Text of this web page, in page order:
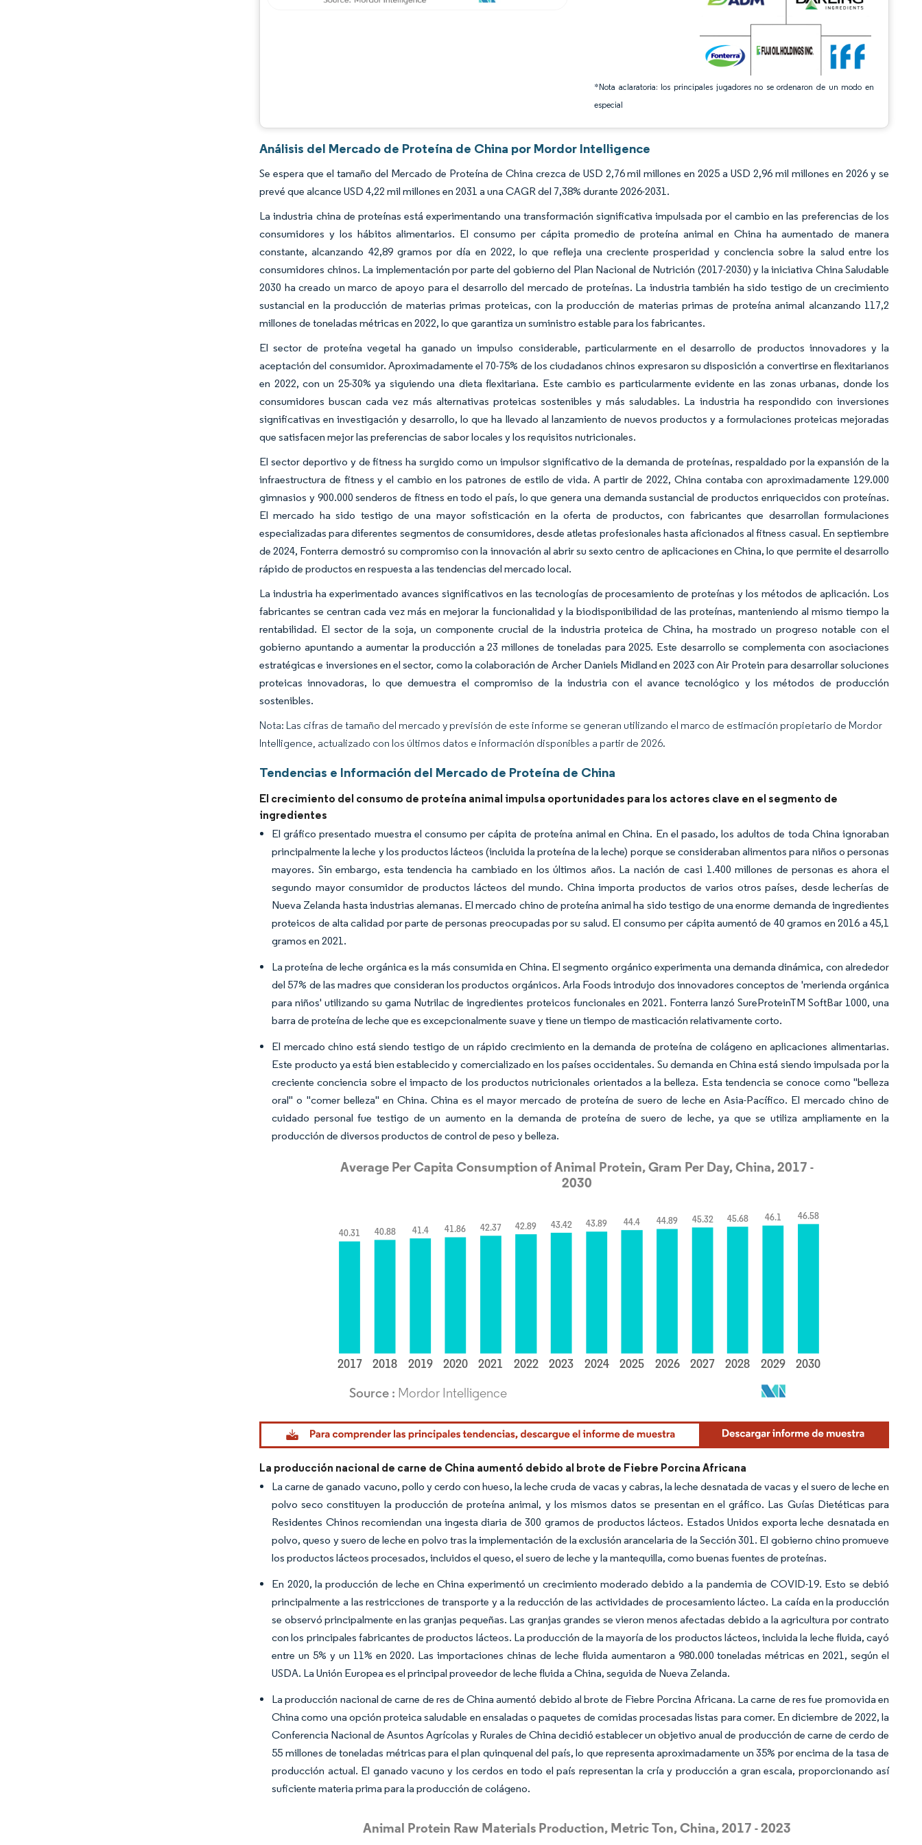
*Nota aclaratoria: los principales jugadores no se ordenaron de un modo en
especial
Análisis del Mercado de Proteína de China por Mordor Intelligence
Se espera que el tamaño del Mercado de Proteína de China crezca de USD 2,76 mil millones en 2025 a USD 2,96 mil millones en 2026 y se
prevé que alcance USD 4,22 mil millones en 2031 a una CAGR del 7,38% durante 2026-2031.
La industria china de proteínas está experimentando una transformación significativa impulsada por el cambio en las preferencias de los
consumidores y los hábitos alimentarios. El consumo per cápita promedio de proteína animal en China ha aumentado de manera
constante, alcanzando 42,89 gramos por día en 2022, lo que refleja una creciente prosperidad y conciencia sobre la salud entre los
consumidores chinos. La implementación por parte del gobierno del Plan Nacional de Nutrición (2017-2030) y la iniciativa China Saludable
2030 ha creado un marco de apoyo para el desarrollo del mercado de proteínas. La industria también ha sido testigo de un crecimiento
sustancial en la producción de materias primas proteicas, con la producción de materias primas de proteína animal alcanzando 117,2
millones de toneladas métricas en 2022, lo que garantiza un suministro estable para los fabricantes.
El sector de proteína vegetal ha ganado un impulso considerable, particularmente en el desarrollo de productos innovadores y la
aceptación del consumidor. Aproximadamente el 70-75% de los ciudadanos chinos expresaron su disposición a convertirse en flexitarianos
en 2022, con un 25-30% ya siguiendo una dieta flexitariana. Este cambio es particularmente evidente en las zonas urbanas, donde los
consumidores buscan cada vez más alternativas proteicas sostenibles y más saludables. La industria ha respondido con inversiones
significativas en investigación y desarrollo, lo que ha llevado al lanzamiento de nuevos productos y a formulaciones proteicas mejoradas
que satisfacen mejor las preferencias de sabor locales y los requisitos nutricionales.
El sector deportivo y de fitness ha surgido como un impulsor significativo de la demanda de proteínas, respaldado por la expansión de la
infraestructura de fitness y el cambio en los patrones de estilo de vida. A partir de 2022, China contaba con aproximadamente 129.000
gimnasios y 900.000 senderos de fitness en todo el país, lo que genera una demanda sustancial de productos enriquecidos con proteínas.
El mercado ha sido testigo de una mayor sofisticación en la oferta de productos, con fabricantes que desarrollan formulaciones
especializadas para diferentes segmentos de consumidores, desde atletas profesionales hasta aficionados al fitness casual. En septiembre
de 2024, Fonterra demostró su compromiso con la innovación al abrir su sexto centro de aplicaciones en China, lo que permite el desarrollo
rápido de productos en respuesta a las tendencias del mercado local.
La industria ha experimentado avances significativos en las tecnologías de procesamiento de proteínas y los métodos de aplicación. Los
fabricantes se centran cada vez más en mejorar la funcionalidad y la biodisponibilidad de las proteínas, manteniendo al mismo tiempo la
rentabilidad. El sector de la soja, un componente crucial de la industria proteica de China, ha mostrado un progreso notable con el
gobierno apuntando a aumentar la producción a 23 millones de toneladas para 2025. Este desarrollo se complementa con asociaciones
estratégicas e inversiones en el sector, como la colaboración de Archer Daniels Midland en 2023 con Air Protein para desarrollar soluciones
proteicas innovadoras, lo que demuestra el compromiso de la industria con el avance tecnológico y los métodos de producción
sostenibles.
Nota: Las cifras de tamaño del mercado y previsión de este informe se generan utilizando el marco de estimación propietario de Mordor
Intelligence, actualizado con los últimos datos e información disponibles a partir de 2026.
Tendencias e Información del Mercado de Proteína de China
El crecimiento del consumo de proteína animal impulsa oportunidades para los actores clave en el segmento de
ingredientes
El gráfico presentado muestra el consumo per cápita de proteína animal en China. En el pasado, los adultos de toda China ignoraban
principalmente la leche y los productos lácteos (incluida la proteína de la leche) porque se consideraban alimentos para niños o personas
mayores. Sin embargo, esta tendencia ha cambiado en los últimos años. La nación de casi 1.400 millones de personas es ahora el
segundo mayor consumidor de productos lácteos del mundo. China importa productos de varios otros países, desde lecherías de
Nueva Zelanda hasta industrias alemanas. El mercado chino de proteína animal ha sido testigo de una enorme demanda de ingredientes
proteicos de alta calidad por parte de personas preocupadas por su salud. El consumo per cápita aumentó de 40 gramos en 2016 a 45,1
gramos en 2021.
La proteína de leche orgánica es la más consumida en China. El segmento orgánico experimenta una demanda dinámica, con alrededor
del 57% de las madres que consideran los productos orgánicos. Arla Foods introdujo dos innovadores conceptos de 'merienda orgánica
para niños' utilizando su gama Nutrilac de ingredientes proteicos funcionales en 2021. Fonterra lanzó SureProteinTM SoftBar 1000, una
barra de proteína de leche que es excepcionalmente suave y tiene un tiempo de masticación relativamente corto.
El mercado chino está siendo testigo de un rápido crecimiento en la demanda de proteína de colágeno en aplicaciones alimentarias.
Este producto ya está bien establecido y comercializado en los países occidentales. Su demanda en China está siendo impulsada por la
creciente conciencia sobre el impacto de los productos nutricionales orientados a la belleza. Esta tendencia se conoce como "belleza
oral" o "comer belleza" en China. China es el mayor mercado de proteína de suero de leche en Asia-Pacífico. El mercado chino de
cuidado personal fue testigo de un aumento en la demanda de proteína de suero de leche, ya que se utiliza ampliamente en la
producción de diversos productos de control de peso y belleza.
Imagen © Mordor Intelligence. El uso requiere atribución según CC BY 4.0.
La producción nacional de carne de China aumentó debido al brote de Fiebre Porcina Africana
La carne de ganado vacuno, pollo y cerdo con hueso, la leche cruda de vacas y cabras, la leche desnatada de vacas y el suero de leche en
polvo seco constituyen la producción de proteína animal, y los mismos datos se presentan en el gráfico. Las Guías Dietéticas para
Residentes Chinos recomiendan una ingesta diaria de 300 gramos de productos lácteos. Estados Unidos exporta leche desnatada en
polvo, queso y suero de leche en polvo tras la implementación de la exclusión arancelaria de la Sección 301. El gobierno chino promueve
los productos lácteos procesados, incluidos el queso, el suero de leche y la mantequilla, como buenas fuentes de proteínas.
En 2020, la producción de leche en China experimentó un crecimiento moderado debido a la pandemia de COVID-19. Esto se debió
principalmente a las restricciones de transporte y a la reducción de las actividades de procesamiento lácteo. La caída en la producción
se observó principalmente en las granjas pequeñas. Las granjas grandes se vieron menos afectadas debido a la agricultura por contrato
con los principales fabricantes de productos lácteos. La producción de la mayoría de los productos lácteos, incluida la leche fluida, cayó
entre un 5% y un 11% en 2020. Las importaciones chinas de leche fluida aumentaron a 980.000 toneladas métricas en 2021, según el
USDA. La Unión Europea es el principal proveedor de leche fluida a China, seguida de Nueva Zelanda.
La producción nacional de carne de res de China aumentó debido al brote de Fiebre Porcina Africana. La carne de res fue promovida en
China como una opción proteica saludable en ensaladas o paquetes de comidas procesadas listas para comer. En diciembre de 2022, la
Conferencia Nacional de Asuntos Agrícolas y Rurales de China decidió establecer un objetivo anual de producción de carne de cerdo de
55 millones de toneladas métricas para el plan quinquenal del país, lo que representa aproximadamente un 35% por encima de la tasa de
producción actual. El ganado vacuno y los cerdos en todo el país representan la cría y producción a gran escala, proporcionando así
suficiente materia prima para la producción de colágeno.